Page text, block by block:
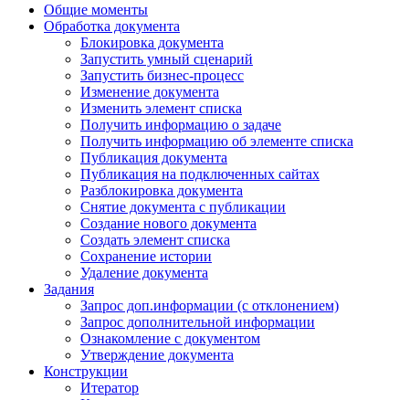
Общие моменты
Обработка документа
Блокировка документа
Запустить умный сценарий
Запустить бизнес-процесс
Изменение документа
Изменить элемент списка
Получить информацию о задаче
Получить информацию об элементе списка
Публикация документа
Публикация на подключенных сайтах
Разблокировка документа
Снятие документа с публикации
Создание нового документа
Создать элемент списка
Сохранение истории
Удаление документа
Задания
Запрос доп.информации (с отклонением)
Запрос дополнительной информации
Ознакомление с документом
Утверждение документа
Конструкции
Итератор